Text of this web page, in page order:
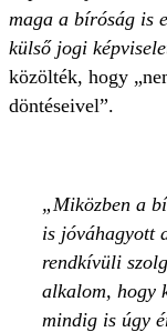
maga a bíróság is
külső jogi
közölték, hogy
döntéseivel”.
Miközben a
is jóváhagyott
rendkívüli
alkalom, hogy
mindig is úgy